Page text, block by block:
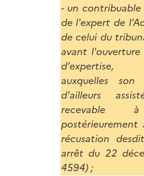
- un contribuable
de l'expert de l'A
de celui du
avant
d'expertise,
auxquelles
d'ailleurs
recevable
postérieurement
récusation
arrêt du 22
4594) ;